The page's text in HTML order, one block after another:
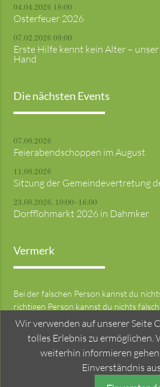
04.04.2026 18:00
Osterfeuer 2026
07.02.2026 09:00
Erste Hilfe kennt kein Alter –
Hand
Die nächsten Events
07.08.2026
Feierabendschoppen im August
11.08.2026
Sitzung der Gemeindevertretung
23.08.2026, 10:00–16:00
Dorfflohmarkt 2026 in Dahmker
Vermerk
Bei der falschen Person kannst du
richtigen Person kannst du nichts falsch
© Gemeinde Dahmker
Wir verwenden auf unserer Seite
tolles Erlebnis zu ermöglichen.
weiterhin informieren
Einverständnis